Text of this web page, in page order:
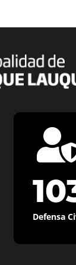
Defensa